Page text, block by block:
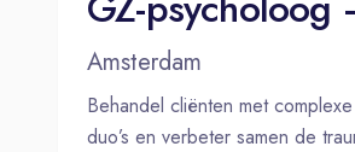
Amsterdam
Behandel cliënten met
duo’s en verbeter samen de